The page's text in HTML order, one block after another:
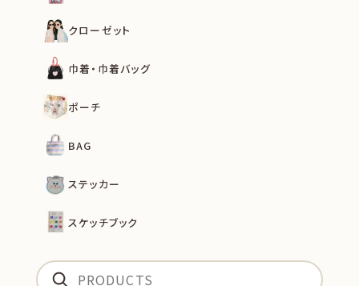
クローゼット
巾着・巾着バッグ
ポーチ
BAG
ステッカー
スケッチブック